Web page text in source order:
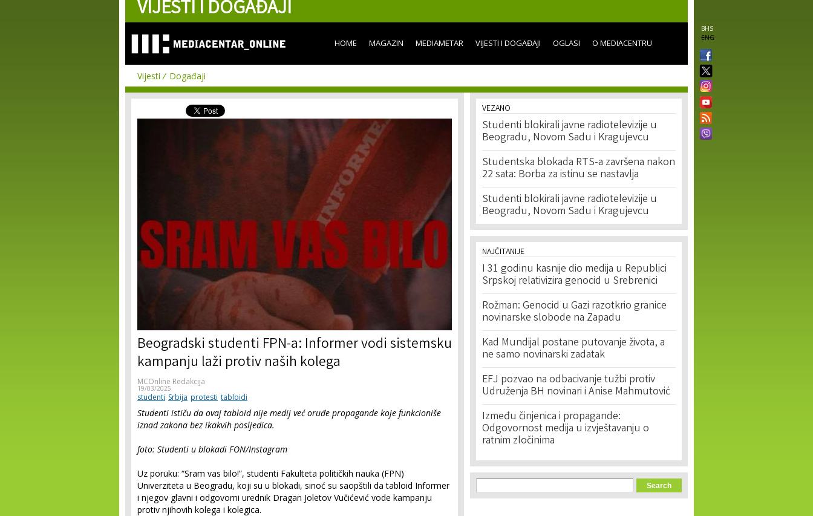
content
VIJESTI I DOGAĐAJI
BHS
ENG
HOME MAGAZIN MEDIAMETAR VIJESTI I DOGAĐAJI OGLASI O MEDIACENTRU
Vijesti Događaji
Beogradski studenti FPN-a: Informer vodi sistemsku
kampanju laži protiv naših kolega
MCOnline Redakcija
19/03/2025
studenti Srbija protesti tabloidi
Studenti ističu da ovaj tabloid nije medij već oruđe propagande koje funkcioniše
iznad zakona bez ikakvih posljedica.
foto: Studenti u blokadi FON/Instagram
Uz poruku: “Sram vas bilo!”, studenti Fakulteta političkih nauka (FPN)
Univerziteta u Beogradu, koji su u blokadi, sinoć su saopštili da tabloid Informer
i njegov glavni i odgovorni urednik Dragan Joletov Vučićević vode kampanju
protiv njihovih kolega i kolegica.
VEZANO
Studenti blokirali javne radiotelevizije u
Beogradu, Novom Sadu i Kragujevcu
Studentska blokada RTS-a završena nakon
22 sata: Borba za istinu se nastavlja
Studenti blokirali javne radiotelevizije u
Beogradu, Novom Sadu i Kragujevcu
NAJČITANIJE
I 31 godinu kasnije dio medija u Republici
Srpskoj relativizira genocid u Srebrenici
Rožman: Genocid u Gazi razotkrio granice
novinarske slobode na Zapadu
Kad Mundijal postane putovanje života, a
ne samo novinarski zadatak
EFJ pozvao na odbacivanje tužbi protiv
Udruženja BH novinari i Anise Mahmutović
Između činjenica i propagande:
Odgovornost medija u izvještavanju o
ratnim zločinima
Search form
Search